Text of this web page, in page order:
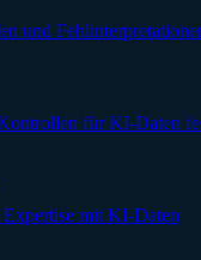
und
für KI-Daten
mit KI-Daten